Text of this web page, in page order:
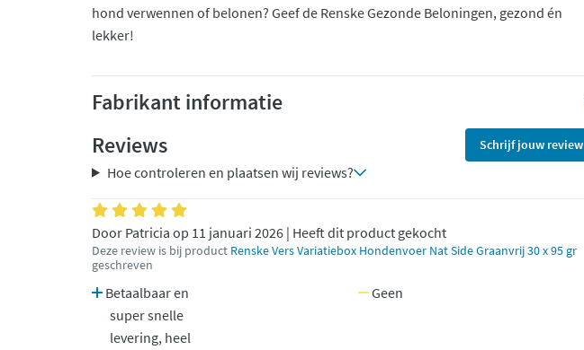
hond verwennen of belonen? Geef de Renske Gezonde Beloningen, gezond én
lekker!
Fabrikant informatie
Reviews
Schrijf jouw review
Hoe controleren en plaatsen wij reviews?
Door Patricia op 11 januari 2026 | Heeft dit product gekocht
Deze review is bij product Renske Vers Variatiebox Hondenvoer Nat Side Graanvrij 30 x 95 gr
geschreven
Betaalbaar en
super snelle
levering, heel
Geen